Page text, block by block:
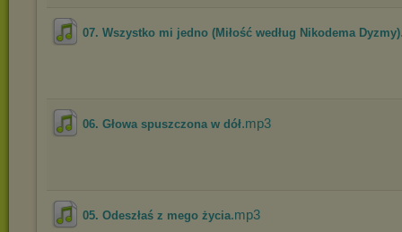
07. Wszystko mi jedno (Miłość według Nikodema Dyzmy)
06. Głowa spuszczona w dół.mp3
05. Odeszłaś z mego życia.mp3